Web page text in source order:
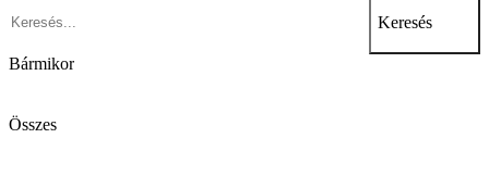
Keresés
Bármikor
Összes